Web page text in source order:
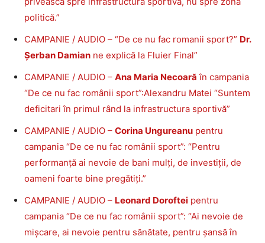
politică.”
CAMPANIE / AUDIO – “De ce nu fac romanii sport?” Dr.
Șerban Damian ne explică la Fluier Final”
CAMPANIE / AUDIO – Ana Maria Necoară în campania
“De ce nu fac românii sport”:Alexandru Matei “Suntem
deficitari în primul rând la infrastructura sportivă”
CAMPANIE / AUDIO – Corina Ungureanu pentru
campania “De ce nu fac românii sport”: “Pentru
performanță ai nevoie de bani mulți, de investiții, de
oameni foarte bine pregătiți.”
CAMPANIE / AUDIO – Leonard Doroftei pentru
campania “De ce nu fac românii sport”: “Ai nevoie de
mișcare, ai nevoie pentru sănătate, pentru șansă în